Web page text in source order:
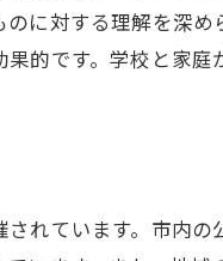
に対する理解を深
的です。学校と家
れています。市内